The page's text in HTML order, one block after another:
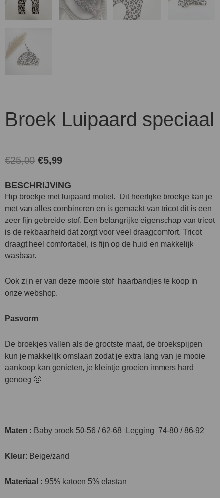
Broek Luipaard speciaal
€25,00 Oorspronkelijke
was:
€25,00.
€5,99Huidige
is:
€5,99.
BESCHRIJVING
Hip broekje met luipaard motief. Dit heerlijke broekje kan je
met van alles combineren en is gemaakt van tricot dit is een
zeer fijn gebreide stof. Een belangrijke eigenschap van tricot
is de rekbaarheid dat zorgt voor veel draagcomfort. Tricot
draagt heel comfortabel, is fijn op de huid en makkelijk
wasbaar.
Ook zijn er van deze mooie stof haarbandjes te koop in
onze webshop.
Pasvorm
De broekjes vallen als de grootste maat, de broekspijpen
kun je makkelijk omslaan zodat je extra lang van je mooie
aankoop kan genieten, je kleintje groeien immers hard
genoeg 🙂
Maten : Baby broek 50-56 / 62-68 Legging 74-80 / 86-92
Kleur: Beige/zand
Materiaal : 95% katoen 5% elastan